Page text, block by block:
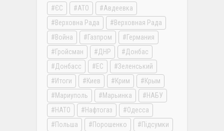
ЄС АТО
Авдеевка
Верховна Рада
Верховная Рада
Война
Газпром
Германия
Гройсман
ДНР
Донбас
Донбасс
ЕС
Зеленський
Итоги
Киев Крим
Крым
Мариуполь
Марьинка
НАБУ
НАТО
Нафтогаз
Одесса
Польша
Порошенко Підсумки